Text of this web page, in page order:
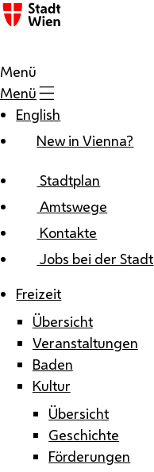
Zum Inhalt
Menü
Menü
English
New in Vienna?
Stadtplan
Amtswege
Kontakte
Jobs bei der Stadt
Freizeit
Übersicht
Veranstaltungen
Baden
Kultur
Übersicht
Geschichte
Förderungen